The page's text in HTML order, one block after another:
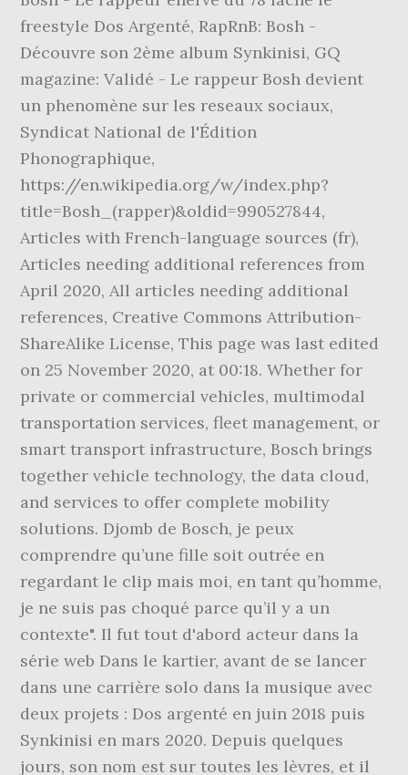
freestyle Dos Argenté, RapRnB: Bosh -
Découvre son 2ème album Synkinisi, GQ
magazine: Validé - Le rappeur Bosh devient
un phenomène sur les reseaux sociaux,
Syndicat National de l'Édition
Phonographique,
https://en.wikipedia.org/w/index.php?
title=Bosh_(rapper)&oldid=990527844,
Articles with French-language sources (fr),
Articles needing additional references from
April 2020, All articles needing additional
references, Creative Commons Attribution-
ShareAlike License, This page was last edited
on 25 November 2020, at 00:18. Whether for
private or commercial vehicles, multimodal
transportation services, fleet management, or
smart transport infrastructure, Bosch brings
together vehicle technology, the data cloud,
and services to offer complete mobility
solutions. Djomb de Bosch, je peux
comprendre qu’une fille soit outrée en
regardant le clip mais moi, en tant qu’homme,
je ne suis pas choqué parce qu’il y a un
contexte". Il fut tout d'abord acteur dans la
série web Dans le kartier, avant de se lancer
dans une carrière solo dans la musique avec
deux projets : Dos argenté en juin 2018 puis
Synkinisi en mars 2020. Depuis quelques
jours, son nom est sur toutes les lèvres, et il